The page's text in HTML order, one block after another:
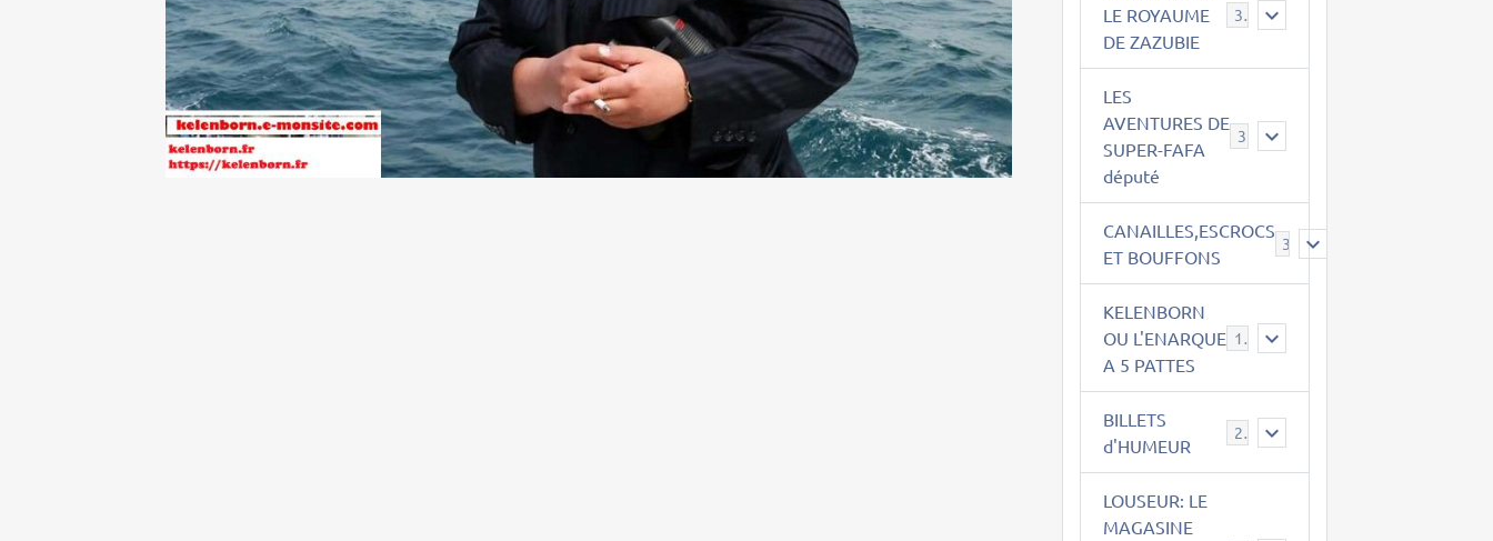
LE ROYAUME
DE ZAZUBIE
38
LES
AVENTURES DE
SUPER-FAFA
député
CANAILLES,ESCROCS
ET BOUFFONS
385
KELENBORN
OU L'ENARQUE
A 5 PATTES
14
BILLETS
d'HUMEUR
2
LOUSEUR: LE
MAGASINE